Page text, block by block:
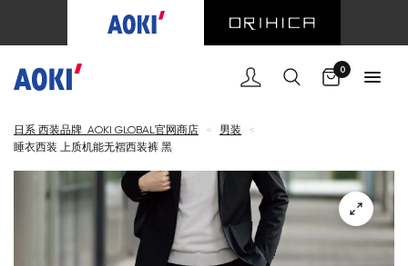
0
日系 西装品牌 AOKI GLOBAL官网商店 < 男装
<
睡衣西装 上质机能无褶西装裤 黑
购物车